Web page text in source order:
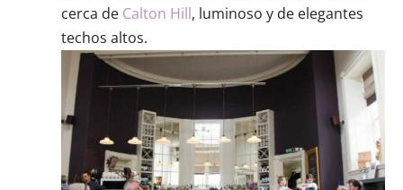
cerca de Calton Hill, luminoso y de elegantes
techos altos.